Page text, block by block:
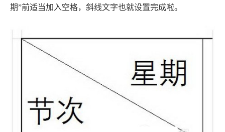
期”前适当加入空格，斜线文字也就设置完成啦。